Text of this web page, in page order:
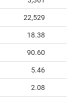
22,529
18.38
90.60
5.46
2.08